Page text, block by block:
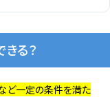
る？
ど一定の条件を満た